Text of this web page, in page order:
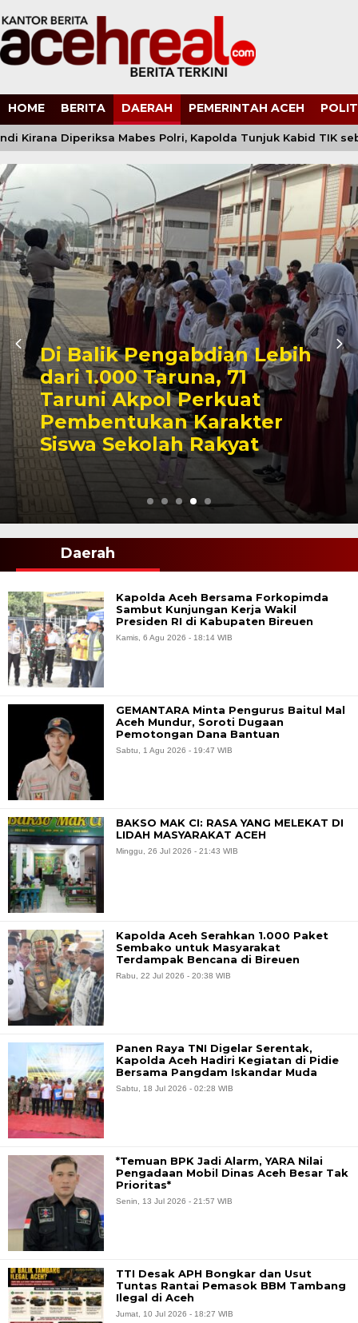
HOME BERITA DAERAH PEMERINTAH ACEH
Kirana Diperiksa Mabes Polri, Kapolda Tunjuk Kabid TIK
Di Balik Pengabdian Lebih
dari 1.000 Taruna, 71
Taruni Akpol Perkuat
Pembentukan Karakter
Siswa Sekolah Rakyat
Daerah
Kapolda Aceh Bersama Forkopimda
Sambut Kunjungan Kerja Wakil
Presiden RI di Kabupaten Bireuen
Kamis, 6 Agu 2026 - 18:14 WIB
GEMANTARA Minta Pengurus Baitul Mal
Aceh Mundur, Soroti Dugaan
Pemotongan Dana Bantuan
Sabtu, 1 Agu 2026 - 19:47 WIB
BAKSO MAK CI: RASA YANG MELEKAT DI
LIDAH MASYARAKAT ACEH
Minggu, 26 Jul 2026 - 21:43 WIB
Kapolda Aceh Serahkan 1.000 Paket
Sembako untuk Masyarakat
Terdampak Bencana di Bireuen
Rabu, 22 Jul 2026 - 20:38 WIB
Panen Raya TNI Digelar Serentak,
Kapolda Aceh Hadiri Kegiatan di Pidie
Bersama Pangdam Iskandar Muda
Sabtu, 18 Jul 2026 - 02:28 WIB
*Temuan BPK Jadi Alarm, YARA Nilai
Pengadaan Mobil Dinas Aceh Besar Tak
Prioritas*
Senin, 13 Jul 2026 - 21:57 WIB
TTI Desak APH Bongkar dan Usut
Tuntas Rantai Pemasok BBM Tambang
Ilegal di Aceh
Jumat, 10 Jul 2026 - 18:27 WIB